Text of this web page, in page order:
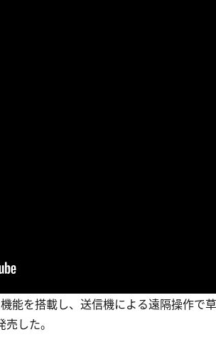
能を搭載し、送信機による遠隔操作で
した。